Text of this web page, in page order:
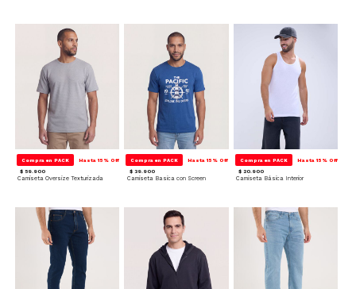
Compra en PACK Hasta 15% Off
$ 59.900
Camiseta Oversize Texturizada
Compra en PACK Hasta 15% Off
$ 39.900
Camiseta Basica con Screen
Compra en PACK Hasta 15% Off
$ 20.900
Camiseta Básica Interior